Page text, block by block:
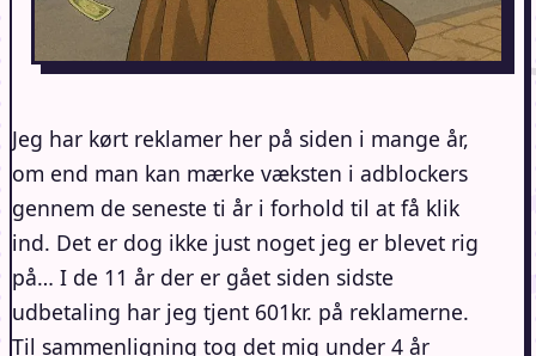
Jeg har kørt reklamer her på siden i mange år,
om end man kan mærke væksten i adblockers
gennem de seneste ti år i forhold til at få klik
ind. Det er dog ikke just noget jeg er blevet rig
på… I de 11 år der er gået siden sidste
udbetaling har jeg tjent 601kr. på reklamerne.
Til sammenligning tog det mig under 4 år